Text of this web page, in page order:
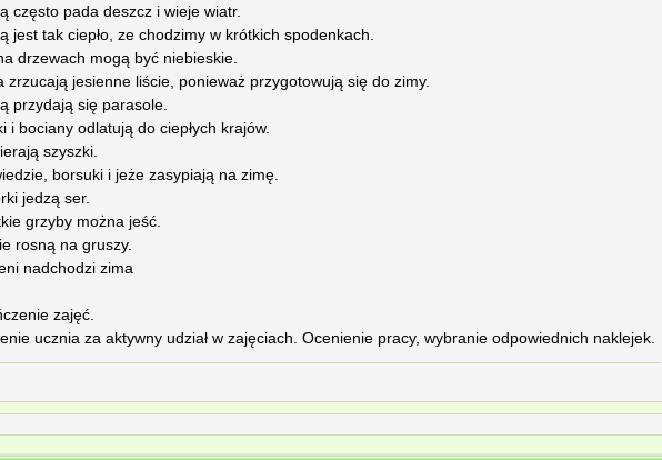
często pada deszcz i wieje wiatr.
jest tak ciepło, ze chodzimy w krótkich spodenkach.
drzewach mogą być niebieskie.
zrzucają jesienne liście, ponieważ przygotowują się do zimy.
przydają się parasole.
i bociany odlatują do ciepłych krajów.
szyszki.
borsuki i jeże zasypiają na zimę.
jedzą ser.
grzyby można jeść.
rosną na gruszy.
nadchodzi zima
zajęć.
ucznia za aktywny udział w zajęciach. Ocenienie pracy, wybranie odpowiednich naklejek.